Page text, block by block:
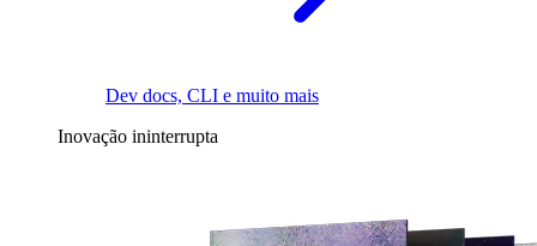
Dev docs, CLI e muito mais
Inovação ininterrupta